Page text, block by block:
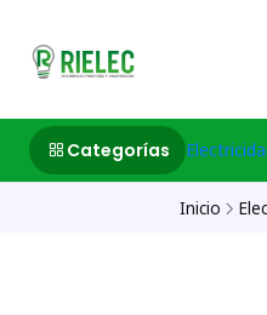
Categorías
Inicio